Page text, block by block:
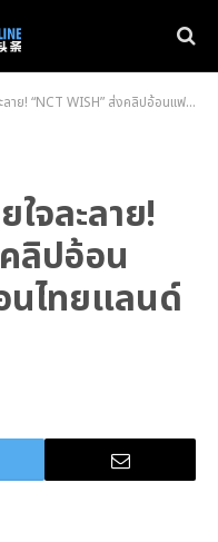
ส่งคลิปอ้อนแฟน ๆ ก่อนมาเยือนไทยแลนด์ 18 มกราคมนี้
ใจละลาย!
ลิปอ้อน
นไทยแลนด์